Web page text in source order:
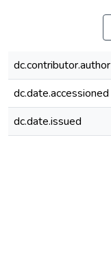
dc.contributor.author
dc.date.accessioned
dc.date.issued